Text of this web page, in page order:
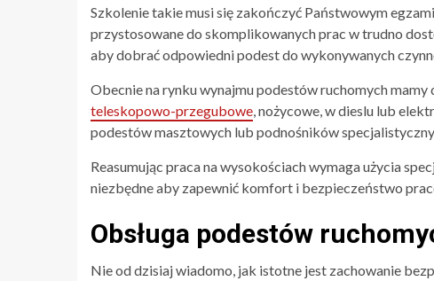
Szkolenie takie musi się zakończyć Państwowym
przystosowane do skomplikowanych prac w trudno
aby dobrać odpowiedni podest do wykonywanych
Obecnie na rynku wynajmu podestów ruchomych
teleskopowo-przegubowe , nożycowe, w dieslu lub
podestów masztowych lub podnośników
Reasumując praca na wysokościach wymaga użycia
niezbędne aby zapewnić komfort i bezpieczeństwo
Obsługa podestów
Nie od dzisiaj wiadomo, jak istotne jest zachowanie